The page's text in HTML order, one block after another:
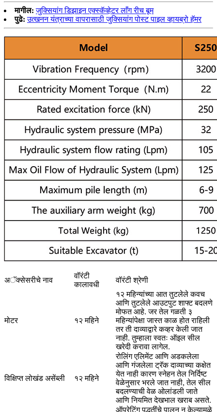
मागील: जुक्सियांग डिझाइन एक्स्कॅव्हेटर लाँग रीच बूम
पुढे: उत्खनन यंत्राच्या वापरासाठी जुक्सियांग पोस्ट पाइल व्हायब्रो हॅमर
अॅक्सेसरीचे नाव
वॉरंटी
कालावधी
वॉरंटी श्रेणी
मोटर १२ महिने
१२ महिन्यांच्या आत तुटलेले कवच
आणि तुटलेले आउटपुट शाफ्ट बदलणे
मोफत आहे. जर तेल गळती ३
महिन्यांपेक्षा जास्त काळ होत राहिली
तर ती दाव्याद्वारे कव्हर केली जात
नाही. तुम्हाला स्वतः ऑइल सील
खरेदी करावा लागेल.
विक्षिप्त लोखंड असेंब्ली १२ महिने
रोलिंग एलिमेंट आणि अडकलेला
आणि गंजलेला ट्रॅक दाव्याच्या कक्षेत
येत नाही कारण स्नेहन तेल निर्दिष्ट
वेळेनुसार भरले जात नाही, तेल सील
बदलण्याची वेळ ओलांडली जाते
आणि नियमित देखभाल खराब असते.
ऑपरेटिंग पद्धतींचे पालन न केल्यामुळे